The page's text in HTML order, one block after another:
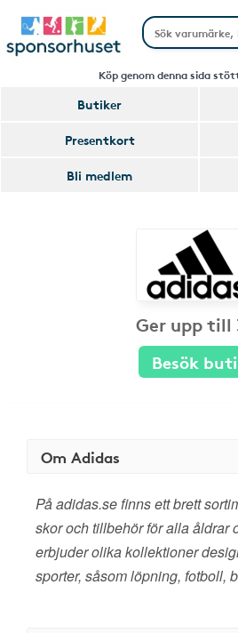
Köp genom denna sida
Butiker
Presentkort
Bli medlem
Ger upp till
Besök
Om Adidas
På adidas.se finns ett brett
skor och tillbehör för alla åldrar
erbjuder olika kollektioner
sporter, såsom löpning, fotboll,